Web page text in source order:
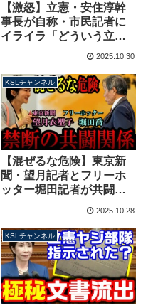
【激怒】立憲・安住淳幹
事長が自称・市民記者に
イライラ「どういう立
場？」→注意聞かず延々
了【KSLチャンネル】
2025.10.30
KSLチャンネル
【混ぜるな危険】東京新
聞・望月記者とフリーホ
ッター堀田記者が共闘？
無断使用”の問題を追及
【KSLチャンネル】
2025.10.28
KSLチャンネル